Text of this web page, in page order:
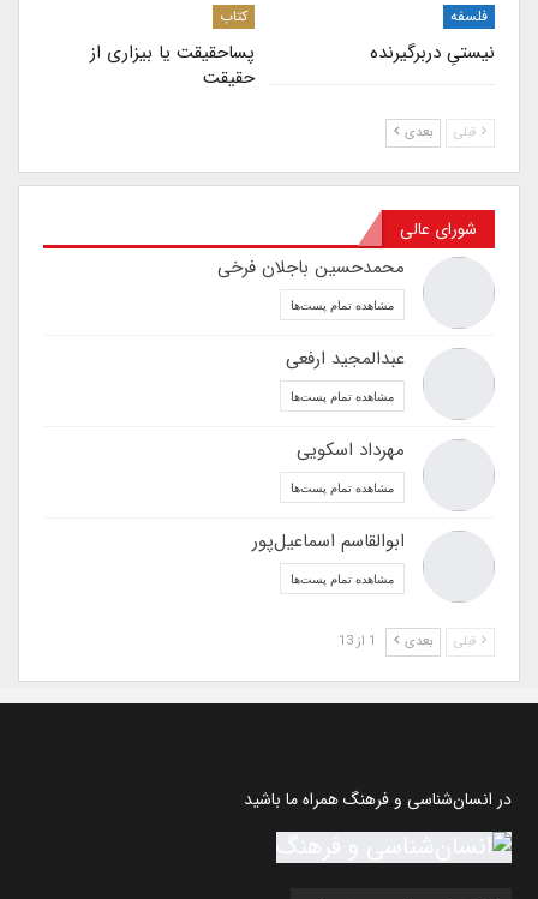
فلسفه
نیستیِ دربرگیرنده
کتاب
پساحقیقت یا بیزاری از
حقیقت
قبلی بعدی
شورای عالی
محمدحسین باجلان فرخی
مشاهده تمام پست‌ها
عبدالمجید ارفعی
مشاهده تمام پست‌ها
مهرداد اسکویی
مشاهده تمام پست‌ها
ابوالقاسم اسماعیل‌پور
مشاهده تمام پست‌ها
قبلی بعدی
در انسان‌شناسی و فرهنگ همراه ما باشید